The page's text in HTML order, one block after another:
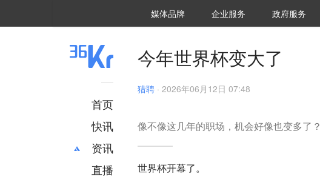
媒体品牌 36Kr研究院
企业服务 城市之窗
政府服务
首页
快讯
资讯
推荐
直播
今年世界杯变大了
猎聘 · 2026年06月12日 07:48
像不像这几年的职场，机会好像也变多了？
世界杯开幕了。